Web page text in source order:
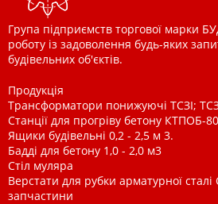
Група підприємств торгової марки
роботу із задоволення будь-яких
будівельних об'єктів.
Продукція
Трансформатори понижуючі ТСЗІ;
Станції для прогріву бетону КТПОБ-80
Ящики будівельні 0,2 - 2,5 м 3.
Бадді для бетону 1,0 - 2,0 м3
Стіл муляра
Верстати для рубки арматурної
запчастини